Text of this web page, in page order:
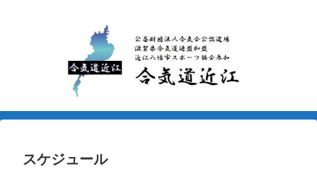
スケジュール